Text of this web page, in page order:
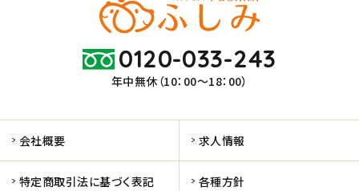
0120-033-243
年中無休（10：00～18：00）
会社概要 求人情報
特定商取引法に基づく表記 各種方針